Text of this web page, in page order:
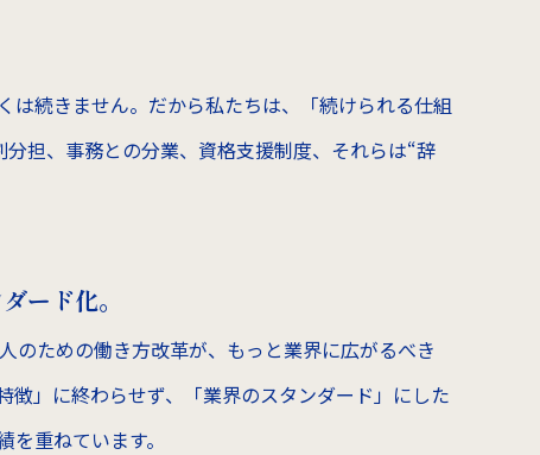
は続きません。だから私たちは、「続けられる仕組
担、事務との分業、資格支援制度、それらは“辞
ード化。
のための働き方改革が、もっと業界に広がるべき
」に終わらせず、「業界のスタンダード」にした
重ねています。